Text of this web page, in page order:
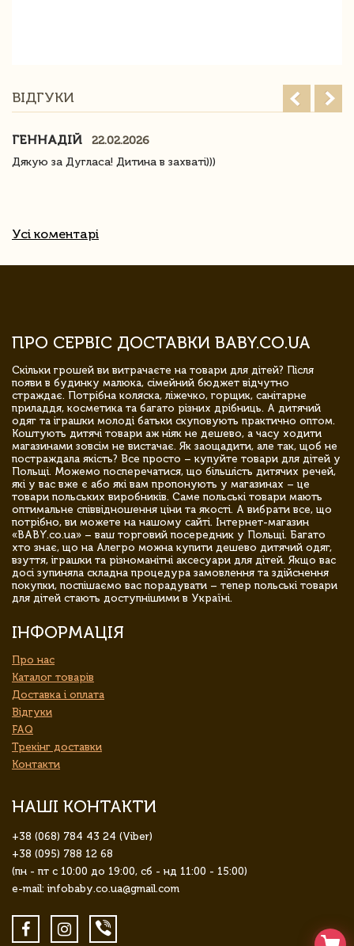
ВІДГУКИ
ГЕННАДІЙ
22.02.2026
Дякую за Дугласа! Дитина в захваті)))
Усі коментарі
ПРО СЕРВІС ДОСТАВКИ BABY.CO.UA
Скільки грошей ви витрачаєте на товари для дітей? Після
появи в будинку малюка, сімейний бюджет відчутно
страждає. Потрібна коляска, ліжечко, горщик, санітарне
приладдя, косметика та багато різних дрібниць. А дитячий
одяг та іграшки молоді батьки скуповують практично оптом.
Коштують дитячі товари аж ніяк не дешево, а часу ходити
магазинами зовсім не вистачає. Як заощадити, але так, щоб не
постраждала якість? Все просто – купуйте товари для дітей у
Польщі. Можемо посперечатися, що більшість дитячих речей,
які у вас вже є або які вам пропонують у магазинах – це
товари польських виробників. Саме польські товари мають
оптимальне співвідношення ціни та якості. А вибрати все, що
потрібно, ви можете на нашому сайті. Інтернет-магазин
«BABY.co.ua» – ваш торговий посередник у Польщі. Багато
хто знає, що на Алегро можна купити дешево дитячий одяг,
взуття, іграшки та різноманітні аксесуари для дітей. Якщо вас
досі зупиняла складна процедура замовлення та здійснення
покупки, поспішаємо вас порадувати – тепер польські товари
для дітей стають доступнішими в Україні.
ІНФОРМАЦІЯ
Про нас
Каталог товарів
Доставка і оплата
Відгуки
FAQ
Трекінг доставки
Контакти
НАШІ КОНТАКТИ
+38 (068) 784 43 24 (Viber)
+38 (095) 788 12 68
(пн - пт с 10:00 до 19:00, сб - нд 11:00 - 15:00)
e-mail: infobaby.co.ua@gmail.com